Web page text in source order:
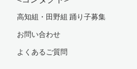
高知組・田野組 踊り子募集
お問い合わせ
よくあるご質問